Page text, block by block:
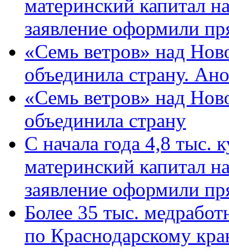
материнский капитал
заявление оформили
«Семь ветров» над
объединила страну.
«Семь ветров» над
объединила страну
С начала года 4,8 тыс.
материнский капитал
заявление оформили
Более 35 тыс.
по Краснодарскому